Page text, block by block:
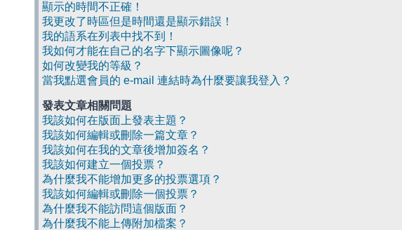
顯示的時間不正確！
我更改了時區但是時間還是顯示錯誤！
我的語系在列表中找不到！
我如何才能在自己的名字下顯示圖像呢？
如何改變我的等級？
當我點選會員的 e-mail 連結時為什麼要讓我登入？
發表文章相關問題
我該如何在版面上發表主題？
我該如何編輯或刪除一篇文章？
我該如何在我的文章後增加簽名？
我該如何建立一個投票？
為什麼我不能增加更多的投票選項？
我該如何編輯或刪除一個投票？
為什麼我不能訪問這個版面？
為什麼我不能上傳附加檔案？